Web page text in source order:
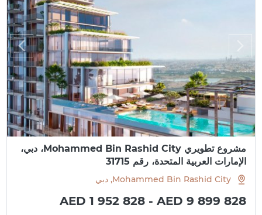
مشروع تطويري Mohammed Bin Rashid City، دبي،
الإمارات العربية المتحدة، رقم 31715
Mohammed Bin Rashid City, دبي
AED 1 952 828 - AED 9 899 828